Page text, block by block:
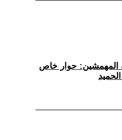
المهمشين: حوار خاص